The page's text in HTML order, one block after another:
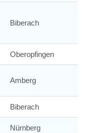
Biberach
Oberopfingen
Amberg
Biberach
Nürnberg